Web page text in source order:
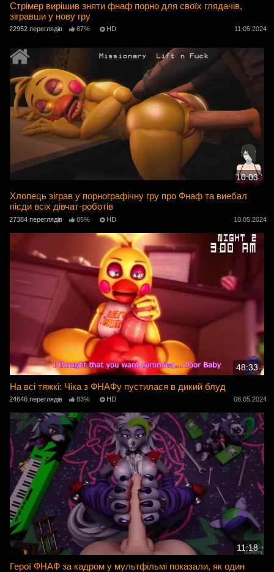
Стрімер вирішив зняти фнаф порно для своїх глядачів,
зігравши у нову гру
22952 переглядів 87% HD 11.05.2024
10:03
Хлопець зіграв у порнографічну гру про Фнаф та виебал
пісди всіх дівчат-роботів
27384 переглядів 85% HD 10.05.2024
48:33
На всі тяжкі: Чіка з ФНАФу пустилася в дикий блуд
24646 переглядів 83% HD 08.05.2024
11:18
Герої ФНАФ за кадром у мультфільмі показали, як один